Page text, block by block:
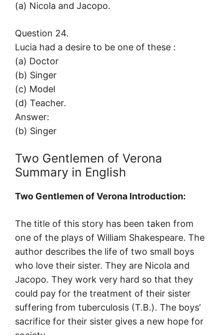
(a) Nicola and Jacopo.
Question 24.
Lucia had a desire to be one of these :
(a) Doctor
(b) Singer
(c) Model
(d) Teacher.
Answer:
(b) Singer
Two Gentlemen of Verona
Summary in English
Two Gentlemen of Verona Introduction:
The title of this story has been taken from
one of the plays of William Shakespeare. The
author describes the life of two small boys
who love their sister. They are Nicola and
Jacopo. They work very hard so that they
could pay for the treatment of their sister
suffering from tuberculosis (T.B.). The boys’
sacrifice for their sister gives a new hope for